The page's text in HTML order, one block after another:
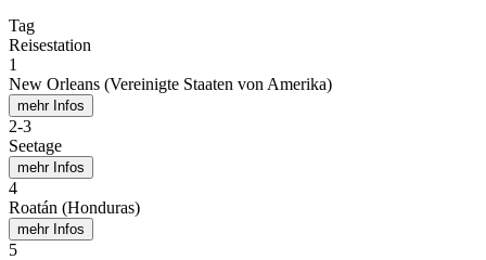
Tag
Reisestation
1
New Orleans (Vereinigte Staaten von Amerika)
mehr Infos
2-3
Seetage
mehr Infos
4
Roatán (Honduras)
mehr Infos
5